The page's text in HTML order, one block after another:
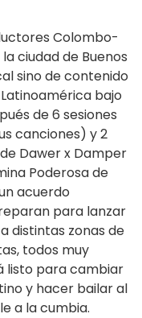
Colombo-
ciudad de Buenos
sino de contenido
bajo
de 6 sesiones
canciones) y 2
Dawer x Damper
Poderosa de
acuerdo
para lanzar
distintas zonas de
todos muy
listo para cambiar
y hacer bailar al
a la cumbia.